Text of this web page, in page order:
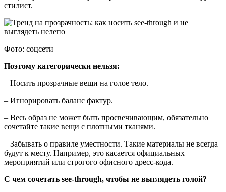
стилист.
Фото: соцсети
Поэтому категорически нельзя:
– Носить прозрачные вещи на голое тело.
– Игнорировать баланс фактур.
– Весь образ не может быть просвечивающим, обязательно
сочетайте такие вещи с плотными тканями.
– Забывать о правиле уместности. Такие материалы не всегда
будут к месту. Например, это касается официальных
мероприятий или строгого офисного дресс-кода.
С чем сочетать see-through, чтобы не выглядеть голой?